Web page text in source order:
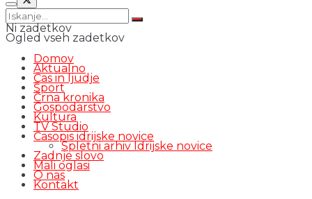
Ni zadetkov
Ogled vseh zadetkov
Domov
Aktualno
Čas in ljudje
Šport
Črna kronika
Gospodarstvo
Kultura
TV Studio
Časopis idrijske novice
Spletni arhiv Idrijske novice
Zadnje slovo
Mali oglasi
O nas
Kontakt